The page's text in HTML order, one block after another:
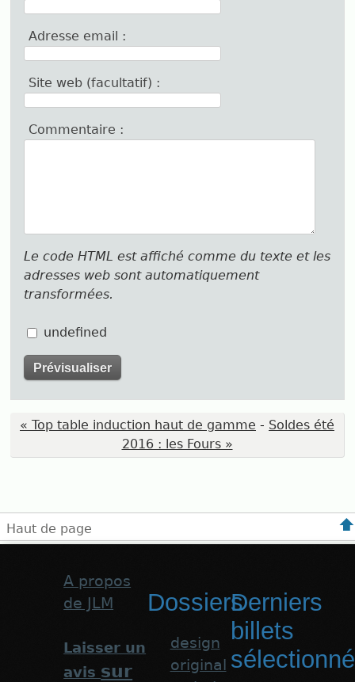
Adresse email :
Site web (facultatif) :
Commentaire :
Le code HTML est affiché comme du texte et les
adresses web sont automatiquement
transformées.
undefined
« Top table induction haut de gamme - Soldes été
2016 : les Fours »
Haut de page
A propos
de JLM
Laisser un
avis sur
Dossiers
design
original
Derniers
billets